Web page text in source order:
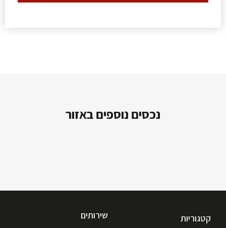
נכסים נוספים באזור
קטגוריות שירותים